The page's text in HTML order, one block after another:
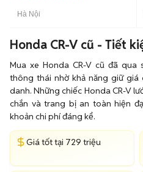
Hà Nội
Honda CR-V cũ - Tiết
Mua xe Honda CR-V cũ đã
thông thái nhờ khả năng giữ
danh. Những chiếc Honda CR-V
chắn và trang bị an toàn hiện
khoản chi phí đáng kể.
Giá tốt tại 729 triệu